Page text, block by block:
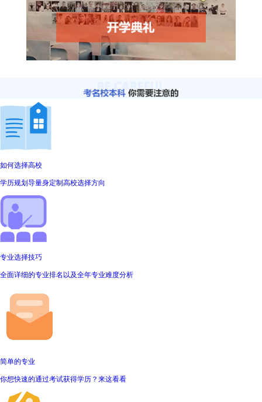
如何选择高校
学历规划导量身定制高校选择方向
专业选择技巧
全面详细的专业排名以及全年专业难度分析
简单的专业
你想快速的通过考试获得学历？来这看看